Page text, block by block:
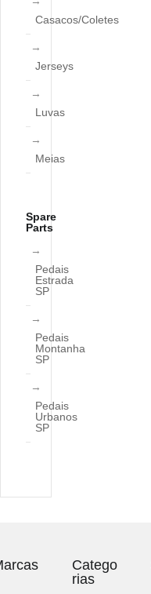
Casacos/Coletes
Jerseys
Luvas
Meias
Spare
Parts
Pedais
Estrada
SP
Pedais
Montanha
SP
Pedais
Urbanos
SP
Catego
rias